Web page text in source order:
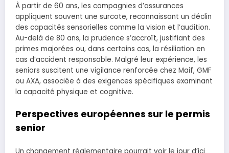
À partir de 60 ans, les compagnies d’assurances
appliquent souvent une surcote, reconnaissant un déclin
des capacités sensorielles comme la vision et l’audition.
Au-delà de 80 ans, la prudence s’accroît, justifiant des
primes majorées ou, dans certains cas, la résiliation en
cas d’accident responsable. Malgré leur expérience, les
seniors suscitent une vigilance renforcée chez Maif, GMF
ou AXA, associée à des exigences spécifiques examinant
la capacité physique et cognitive.
Perspectives européennes sur le permis
senior